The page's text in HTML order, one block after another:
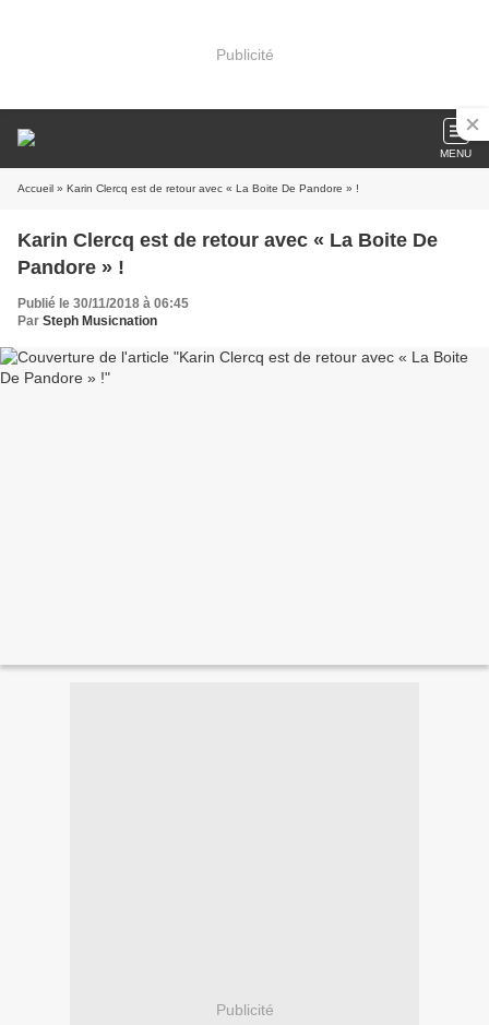
Publicité
MENU
Accueil » Karin Clercq est de retour avec « La Boite De Pandore » !
Karin Clercq est de retour avec « La Boite De
Pandore » !
Publié le 30/11/2018 à 06:45
Par Steph Musicnation
Publicité